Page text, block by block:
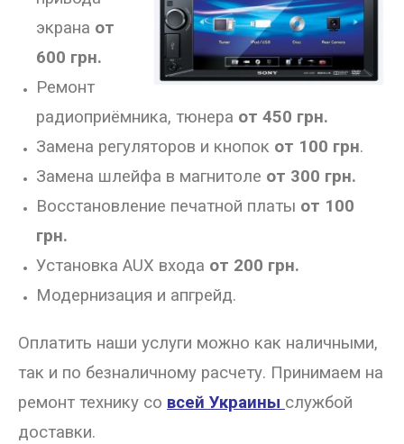
экрана от
600 грн.
Ремонт
радиоприёмника, тюнера от 450 грн.
Замена регуляторов и кнопок от 100 грн.
Замена шлейфа в магнитоле от 300 грн.
Восстановление печатной платы от 100
грн.
Установка AUX входа от 200 грн.
Модернизация и апгрейд.
Оплатить наши услуги можно как наличными,
так и по безналичному расчету. Принимаем на
ремонт технику со всей Украины службой
доставки.